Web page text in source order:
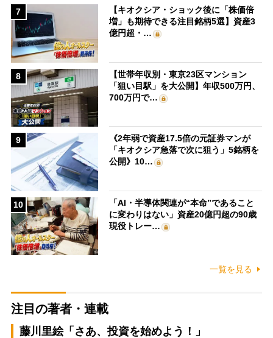
7
【キオクシア・ショック後に「株価倍
増」も期待できる注目銘柄5選】資産3
億円超・…
8
【世帯年収別・東京23区マンション
「狙い目駅」を大公開】年収500万円、
700万円で…
9
《2年弱で資産17.5倍の元証券マンが
「キオクシア急落で次に狙う」5銘柄を
公開》10…
10
「AI・半導体関連が“本命”であること
に変わりはない」資産20億円超の90歳
現役トレー…
一覧を見る
注目の著者・連載
藤川里絵「さあ、投資を始めよう！」